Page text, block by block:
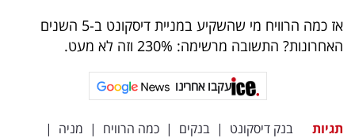
אז כמה הרוויח מי שהשקיע במניית דיסקונט ב-5 השנים
האחרונות? התשובה מרשימה: 230% וזה לא מעט.
עקבו אחרינו
תגיות בנק דיסקונט | בנקים | כמה הרוויח | מניה |